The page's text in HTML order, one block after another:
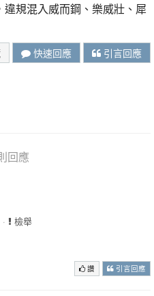
規混入威而鋼、樂威壯、犀
快速回應 引言回應
回應
檢舉
讚 引言回應